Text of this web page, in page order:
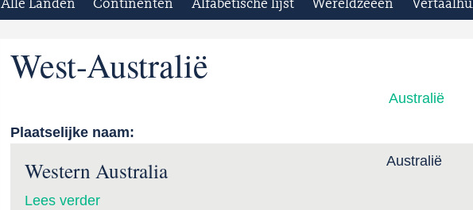
Alle Landen Continenten Alfabetische lijst Wereldzeeën
West-Australië
Australië
Plaatselijke naam:
Western Australia Australië
Lees verder